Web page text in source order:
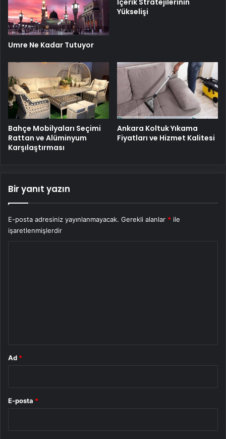
Umre Ne Kadar Tutuyor
Yükselişi
Bahçe Mobilyaları Seçimi
Rattan ve Alüminyum
Karşılaştırması
Ankara Koltuk Yıkama
Fiyatları ve Hizmet Kalitesi
Bir yanıt yazın
E-posta adresiniz yayınlanmayacak. Gerekli alanlar * ile
işaretlenmişlerdir
Ad *
E-posta *